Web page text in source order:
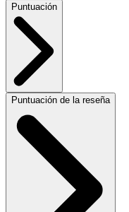
Puntuación
Puntuación de la reseña